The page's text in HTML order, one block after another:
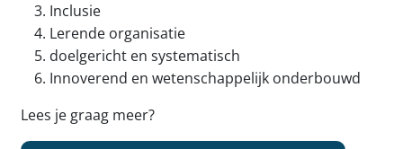
Inclusie
Lerende organisatie
doelgericht en systematisch
Innoverend en wetenschappelijk onderbouwd
Lees je graag meer?